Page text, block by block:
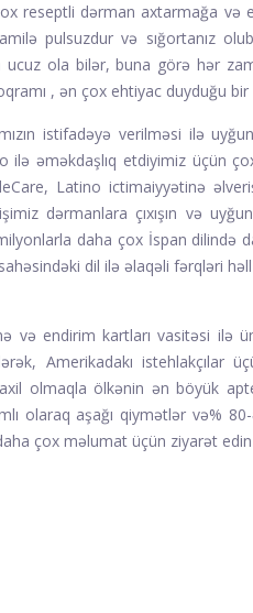
reseptli dərman axtarmağa və
pulsuzdur və sığortanız
ucuz ola bilər, buna görə hər
, ən çox ehtiyac duyduğu
istifadəyə verilməsi ilə
ilə əməkdaşlıq etdiyimiz üçün
Latino ictimaiyyətinə
dərmanlara çıxışın və
daha çox İspan dilində
dil ilə əlaqəli fərqləri
və endirim kartları vasitəsi ilə
Amerikadakı istehlakçılar
olmaqla ölkənin ən böyük
olaraq aşağı qiymətlər və%
çox məlumat üçün ziyarət edin